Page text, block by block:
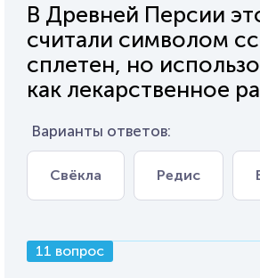
В Древней Персии
считали символом
сплетен, но
как лекарственное
Варианты ответов:
Свёкла Редис
11 вопрос